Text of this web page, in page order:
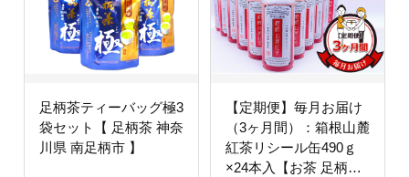
足柄茶ティーバッグ極3
袋セット【 足柄茶 神奈
川県 南足柄市 】
【定期便】毎月お届け
（3ヶ月間）：箱根山麓
紅茶リシール缶490ｇ
×24本入【お茶 足柄茶